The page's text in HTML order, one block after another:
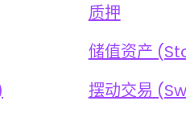
质押
储值资产
摆动交易